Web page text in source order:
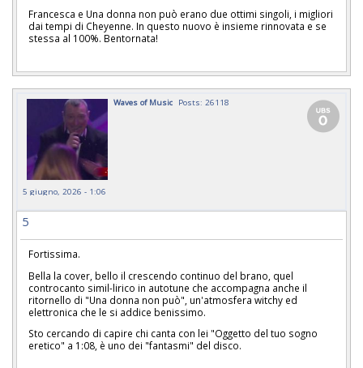
Francesca e Una donna non può erano due ottimi singoli, i migliori
dai tempi di Cheyenne. In questo nuovo è insieme rinnovata e se
stessa al 100%. Bentornata!
Waves of Music Posts: 26118
5 giugno, 2026 - 1:06
5
Fortissima.
Bella la cover, bello il crescendo continuo del brano, quel
controcanto simil-lirico in autotune che accompagna anche il
ritornello di "Una donna non può", un'atmosfera witchy ed
elettronica che le si addice benissimo.
Sto cercando di capire chi canta con lei "Oggetto del tuo sogno
eretico" a 1:08, è uno dei "fantasmi" del disco.